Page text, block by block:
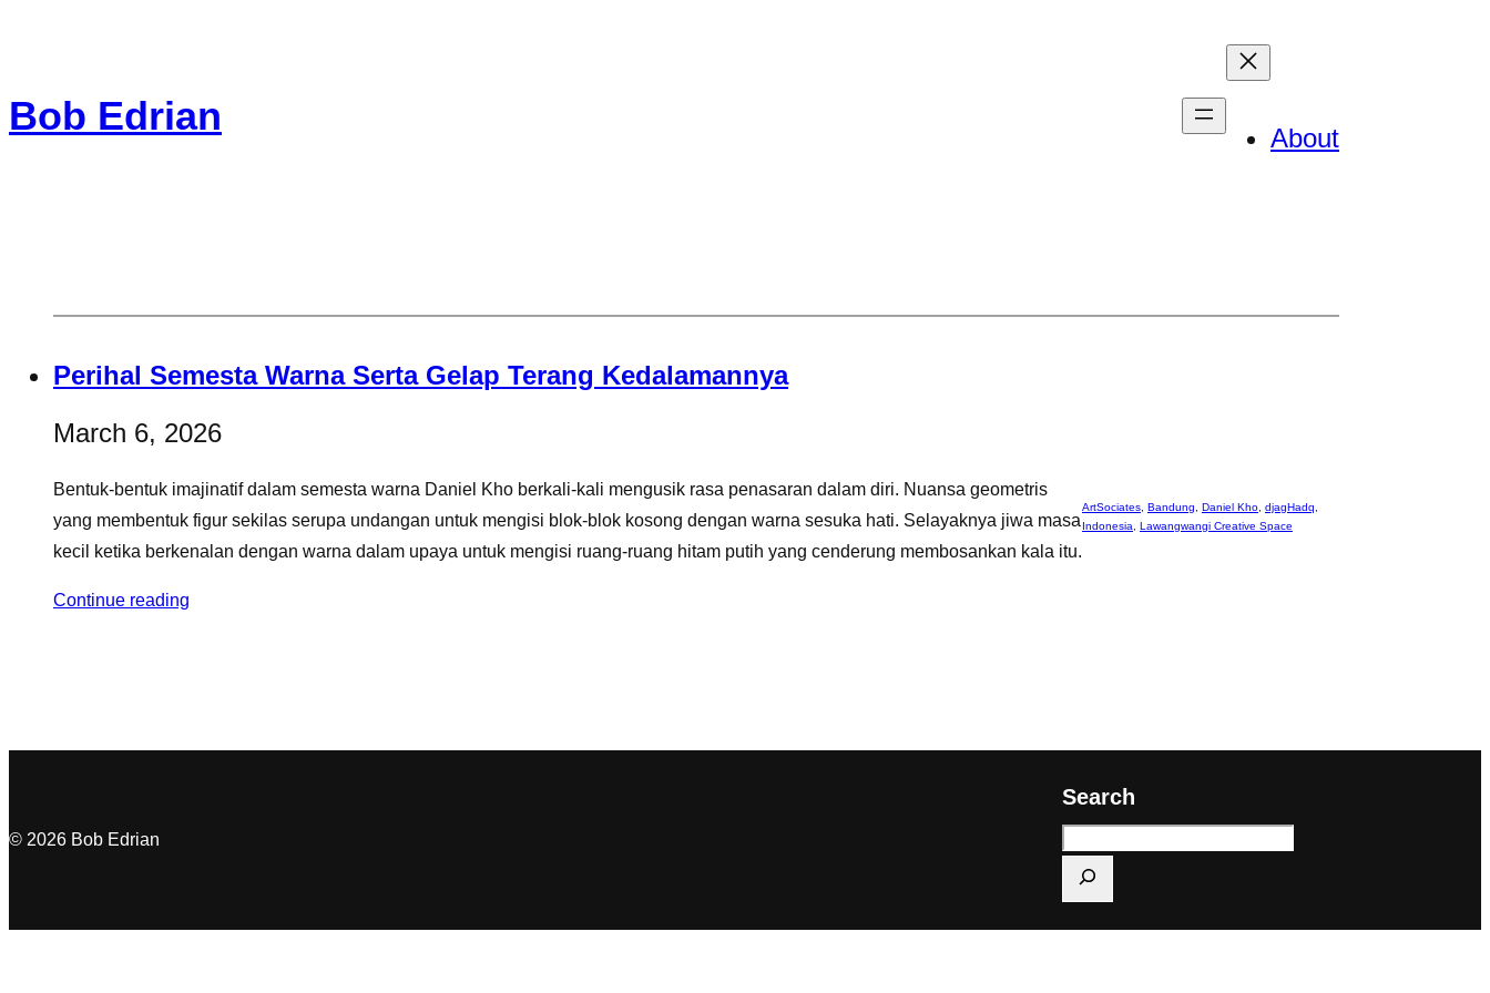
content
Bob Edrian About
Perihal Semesta Warna Serta Gelap Terang Kedalamannya
March 6, 2026
Bentuk-bentuk imajinatif dalam semesta warna Daniel Kho berkali-kali mengusik rasa penasaran dalam diri. Nuansa geometris
yang membentuk figur sekilas serupa undangan untuk mengisi blok-blok kosong dengan warna sesuka hati. Selayaknya jiwa masa
kecil ketika berkenalan dengan warna dalam upaya untuk mengisi ruang-ruang hitam putih yang cenderung membosankan kala itu.
Continue reading
ArtSociates, Bandung, Daniel Kho, djagHadq,
Indonesia, Lawangwangi Creative Space
© 2026 Bob Edrian
Search